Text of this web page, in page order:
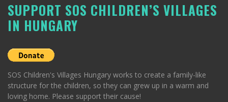
SUPPORT SOS CHILDREN’S VILLAGES
IN HUNGARY
SOS Children's Villages Hungary works to create a family-like
structure for the children, so they can grew up in a warm and
loving home. Please support their cause!